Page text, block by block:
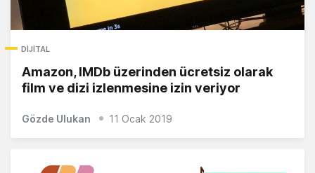
DIJITAL
Amazon, IMDb üzerinden ücretsiz olarak
film ve dizi izlenmesine izin veriyor
Gözde Ulukan 11 Ocak 2019